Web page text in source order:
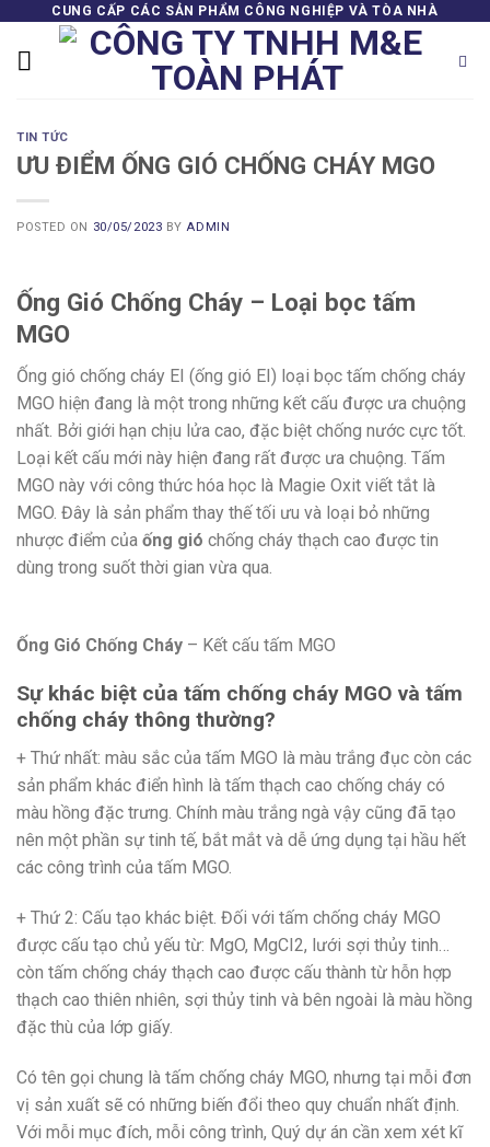
content
CUNG CẤP CÁC SẢN PHẨM CÔNG NGHIỆP VÀ TÒA NHÀ
TIN TỨC
ƯU ĐIỂM ỐNG GIÓ CHỐNG CHÁY MGO
POSTED ON 30/05/2023 BY ADMIN
Ống Gió Chống Cháy – Loại bọc tấm
MGO
Ống gió chống cháy EI (ống gió EI) loại bọc tấm chống cháy
MGO hiện đang là một trong những kết cấu được ưa chuộng
nhất. Bởi giới hạn chịu lửa cao, đặc biệt chống nước cực tốt.
Loại kết cấu mới này hiện đang rất được ưa chuộng. Tấm
MGO này với công thức hóa học là Magie Oxit viết tắt là
MGO. Đây là sản phẩm thay thế tối ưu và loại bỏ những
nhược điểm của ống gió chống cháy thạch cao được tin
dùng trong suốt thời gian vừa qua.
Ống Gió Chống Cháy – Kết cấu tấm MGO
Sự khác biệt của tấm chống cháy MGO và tấm
chống cháy thông thường?
+ Thứ nhất: màu sắc của tấm MGO là màu trắng đục còn các
sản phẩm khác điển hình là tấm thạch cao chống cháy có
màu hồng đặc trưng. Chính màu trắng ngà vậy cũng đã tạo
nên một phần sự tinh tế, bắt mắt và dễ ứng dụng tại hầu hết
các công trình của tấm MGO.
+ Thứ 2: Cấu tạo khác biệt. Đối với tấm chống cháy MGO
được cấu tạo chủ yếu từ: MgO, MgCI2, lưới sợi thủy tinh…
còn tấm chống cháy thạch cao được cấu thành từ hỗn hợp
thạch cao thiên nhiên, sợi thủy tinh và bên ngoài là màu hồng
đặc thù của lớp giấy.
Có tên gọi chung là tấm chống cháy MGO, nhưng tại mỗi đơn
vị sản xuất sẽ có những biến đổi theo quy chuẩn nhất định.
Với mỗi mục đích, mỗi công trình, Quý dự án cần xem xét kĩ